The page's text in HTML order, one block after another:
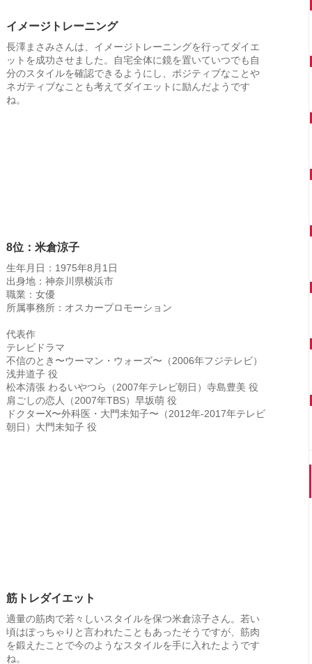
イメージトレーニング
長澤まさみさんは、イメージトレーニングを行ってダイエ
ットを成功させました。自宅全体に鏡を置いていつでも自
分のスタイルを確認できるようにし、ポジティブなことや
ネガティブなことも考えてダイエットに励んだようです
ね。
8位：米倉涼子
生年月日：1975年8月1日
出身地：神奈川県横浜市
職業：女優
所属事務所：オスカープロモーション
代表作
テレビドラマ
不信のとき〜ウーマン・ウォーズ〜（2006年フジテレビ）
浅井道子 役
松本清張 わるいやつら（2007年テレビ朝日）寺島豊美 役
肩ごしの恋人（2007年TBS）早坂萌 役
ドクターX〜外科医・大門未知子〜（2012年-2017年テレビ
朝日）大門未知子 役
筋トレダイエット
適量の筋肉で若々しいスタイルを保つ米倉涼子さん。若い
頃はぽっちゃりと言われたこともあったそうですが、筋肉
を鍛えたことで今のようなスタイルを手に入れたようです
ね。